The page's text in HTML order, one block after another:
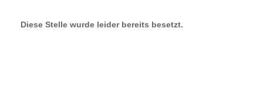
Diese Stelle wurde leider bereits besetzt.